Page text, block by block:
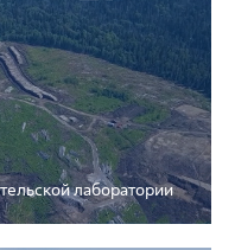
лаборатории